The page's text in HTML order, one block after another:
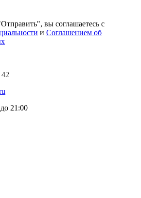
вы соглашаетесь с
и Соглашением об
21:00